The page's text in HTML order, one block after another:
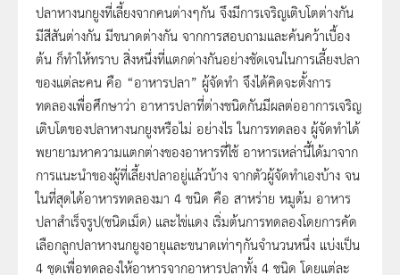
ปลาหางนกยูงที่เลี้ยงจากคนต่างๆกัน จึงมีการเจริญเติบโตต่างกัน
มีสีสันต่างกัน มีขนาดต่างกัน จากการสอบถามและค้นคว้าเบื้อง
ต้น ก็ทำให้ทราบ สิ่งหนึ่งที่แตกต่างกันอย่างชัดเจนในการเลี้ยงปลา
ของแต่ละคน คือ “อาหารปลา” ผู้จัดทำ จึงได้คิดจะตั้งการ
ทดลองเพื่อศึกษาว่า อาหารปลาที่ต่างชนิดกันมีผลต่ออาการเจริญ
เติบโตของปลาหางนกยูงหรือไม่ อย่างไร ในการทดลอง ผู้จัดทำได้
พยายามหาความแตกต่างของอาหารที่ใช้ อาหารเหล่านี้ได้มาจาก
การแนะนำของผู้ที่เลี้ยงปลาอยู่แล้วบ้าง จากตัวผู้จัดทำเองบ้าง จน
ในที่สุดได้อาหารทดลองมา 4 ชนิด คือ สาหร่าย หมูต้ม อาหาร
ปลาสำเร็จรูป(ชนิดเม็ด) และไข่แดง เริ่มต้นการทดลองโดยการคัด
เลือกลูกปลาหางนกยูงอายุและขนาดเท่าๆกันจำนวนหนึ่ง แบ่งเป็น
4 ชุดเพื่อทดลองให้อาหารจากอาหารปลาทั้ง 4 ชนิด โดยแต่ละ